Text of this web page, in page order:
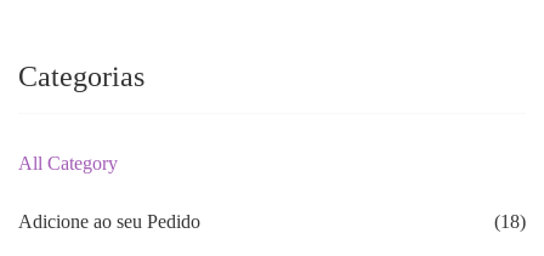
Categorias
All Category
Adicione ao seu Pedido (18)